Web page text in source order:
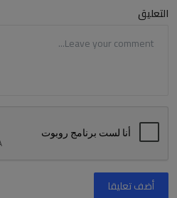
التعليق
أضف تعليقا